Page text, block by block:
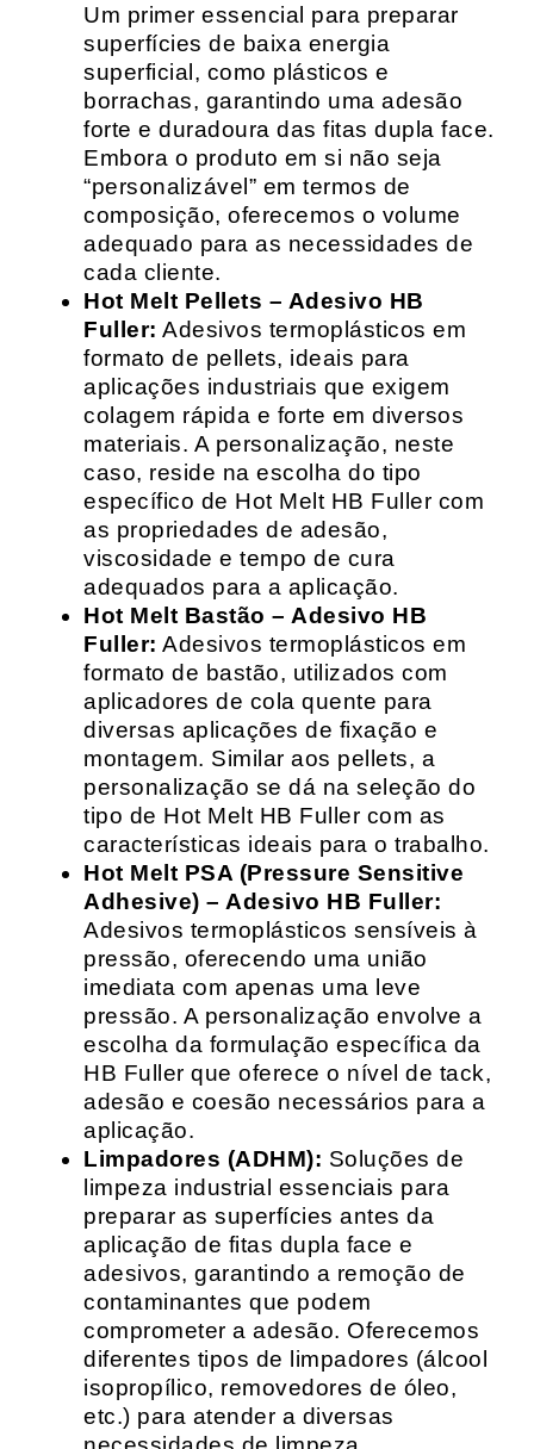
Um primer essencial para preparar
superfícies de baixa energia
superficial, como plásticos e
borrachas, garantindo uma adesão
forte e duradoura das fitas dupla face.
Embora o produto em si não seja
“personalizável” em termos de
composição, oferecemos o volume
adequado para as necessidades de
cada cliente.
Hot Melt Pellets – Adesivo HB
Fuller: Adesivos termoplásticos em
formato de pellets, ideais para
aplicações industriais que exigem
colagem rápida e forte em diversos
materiais. A personalização, neste
caso, reside na escolha do tipo
específico de Hot Melt HB Fuller com
as propriedades de adesão,
viscosidade e tempo de cura
adequados para a aplicação.
Hot Melt Bastão – Adesivo HB
Fuller: Adesivos termoplásticos em
formato de bastão, utilizados com
aplicadores de cola quente para
diversas aplicações de fixação e
montagem. Similar aos pellets, a
personalização se dá na seleção do
tipo de Hot Melt HB Fuller com as
características ideais para o trabalho.
Hot Melt PSA (Pressure Sensitive
Adhesive) – Adesivo HB Fuller:
Adesivos termoplásticos sensíveis à
pressão, oferecendo uma união
imediata com apenas uma leve
pressão. A personalização envolve a
escolha da formulação específica da
HB Fuller que oferece o nível de tack,
adesão e coesão necessários para a
aplicação.
Limpadores (ADHM): Soluções de
limpeza industrial essenciais para
preparar as superfícies antes da
aplicação de fitas dupla face e
adesivos, garantindo a remoção de
contaminantes que podem
comprometer a adesão. Oferecemos
diferentes tipos de limpadores (álcool
isopropílico, removedores de óleo,
etc.) para atender a diversas